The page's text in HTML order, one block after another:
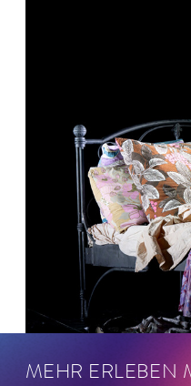
MEHR ERLEBEN